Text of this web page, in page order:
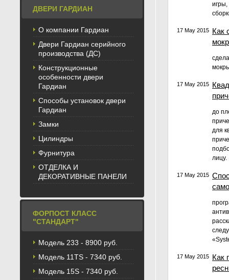
ДВЕРИ ГАРДИАН
О компании Гардиан
Двери Гардиан серийного
производства (ДС)
Конструкционные
особенности двери
Гардиан
Способы установок двери
Гардиан
Замки
Цилиндры
Фурнитура
ОТДЕЛКА И
ДЕКОРАТИВНЫЕ ПАНЕЛИ
ФОРПОСТ КЛАСС
"СТАНДАРТ"
Модель 233 - 8900 руб.
Модель 11TS - 7340 руб.
Модель 15S - 7340 руб.
игры,
17 May 2015 Как
17 May 2015
до
для
лицу.
17 May 2015
17 May 2015 Как